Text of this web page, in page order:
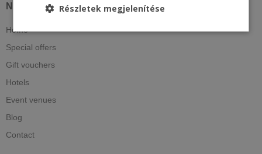
NAVIGATION
Home
Special offers
Gift vouchers
Hotels
Event venues
Blog
Contact
Részletek megjelenítése